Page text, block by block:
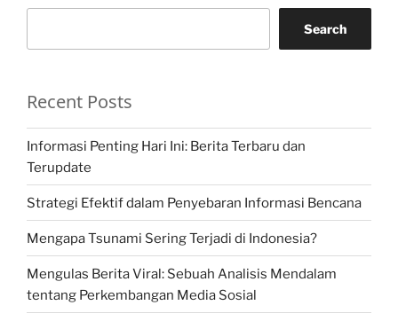
Search
Recent Posts
Informasi Penting Hari Ini: Berita Terbaru dan
Terupdate
Strategi Efektif dalam Penyebaran Informasi Bencana
Mengapa Tsunami Sering Terjadi di Indonesia?
Mengulas Berita Viral: Sebuah Analisis Mendalam
tentang Perkembangan Media Sosial